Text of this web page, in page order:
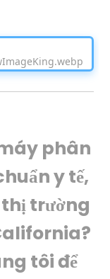
phân
y tế,
thị trường
tôi để